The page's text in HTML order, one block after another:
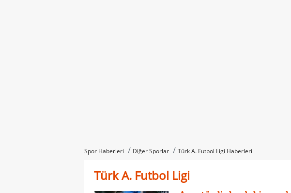
Spor Haberleri Diğer Sporlar Türk A. Futbol Ligi Haberleri
Türk A. Futbol Ligi